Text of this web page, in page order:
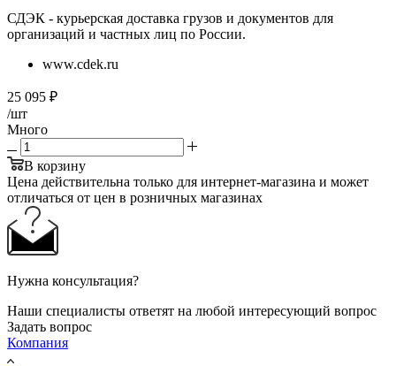
СДЭК - курьерская доставка грузов и документов для
организаций и частных лиц по России.
www.cdek.ru
25 095 ₽
/шт
Много
В корзину
Цена действительна только для интернет-магазина и может
отличаться от цен в розничных магазинах
Нужна консультация?
Наши специалисты ответят на любой интересующий вопрос
Задать вопрос
Компания